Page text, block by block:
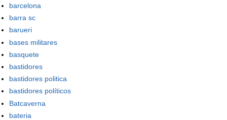
barcelona
barra sc
barueri
bases militares
basquete
bastidores
bastidores politica
bastidores políticos
Batcaverna
bateria